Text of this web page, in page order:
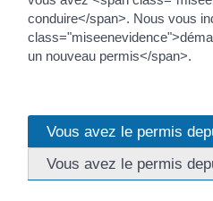
conduire</span>. Nous vous
un nouveau permis</span>.
Vous avez le permis
Vous avez le permis